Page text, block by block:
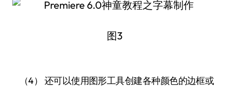
图3
（4） 还可以使用图形工具创建各种颜色的边框或